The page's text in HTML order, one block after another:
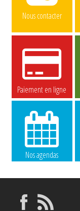
Nous contacter
Paiement en ligne
Nos agendas